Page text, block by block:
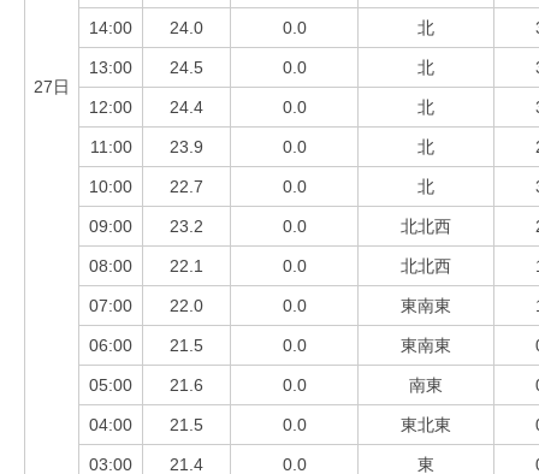
27日
14:00 24.0 0.0 北
13:00 24.5 0.0 北
12:00 24.4 0.0 北
11:00 23.9 0.0 北
10:00 22.7 0.0 北
09:00 23.2 0.0 北北西
08:00 22.1 0.0 北北西
07:00 22.0 0.0 東南東
06:00 21.5 0.0 東南東
05:00 21.6 0.0 南東
04:00 21.5 0.0 東北東
03:00 21.4 0.0 東